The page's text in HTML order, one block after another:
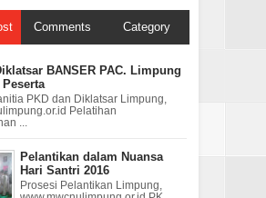
Comments Category
BANSER PAC. Limpung
PKD dan Diklatsar Limpung,
Pelatihan
...
Pelantikan dalam Nuansa
Hari Santri 2016
Prosesi Pelantikan Limpung,